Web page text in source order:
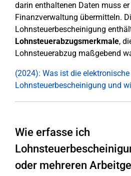
darin enthaltenen Daten muss
Finanzverwaltung übermitteln.
Lohnsteuerbescheinigung
Lohnsteuerabzugsmerkmale,
Lohnsteuerabzug maßgebend
(2024): Was ist die elektronische
Lohnsteuerbescheinigung und
Wie erfasse ich
oder mehreren